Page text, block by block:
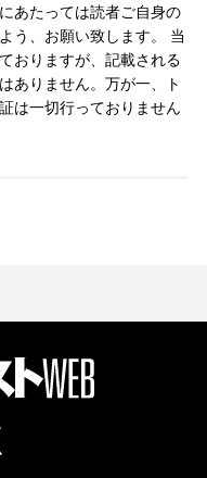
あたっては読者ご自身の
う、お願い致します。 当
おりますが、記載される
ありません。万が一、ト
は一切行っておりません